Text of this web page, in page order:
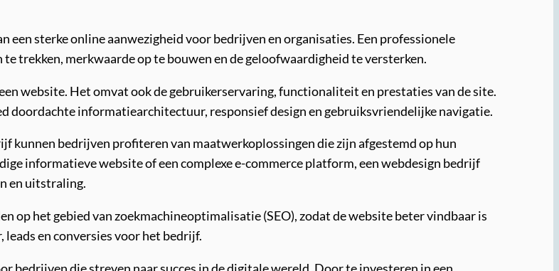
een sterke online aanwezigheid voor bedrijven en organisaties. Een professionele
trekken, merkwaarde op te bouwen en de geloofwaardigheid te versterken.
website. Het omvat ook de gebruikerservaring, functionaliteit en prestaties van de site.
doordachte informatiearchitectuur, responsief design en gebruiksvriendelijke navigatie.
kunnen bedrijven profiteren van maatwerkoplossingen die zijn afgestemd op hun
informatieve website of een complexe e-commerce platform, een webdesign bedrijf
en uitstraling.
op het gebied van zoekmachineoptimalisatie (SEO), zodat de website beter vindbaar is
en conversies voor het bedrijf.